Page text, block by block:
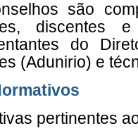
são
discentes
do
(Adunirio) e
pertinentes